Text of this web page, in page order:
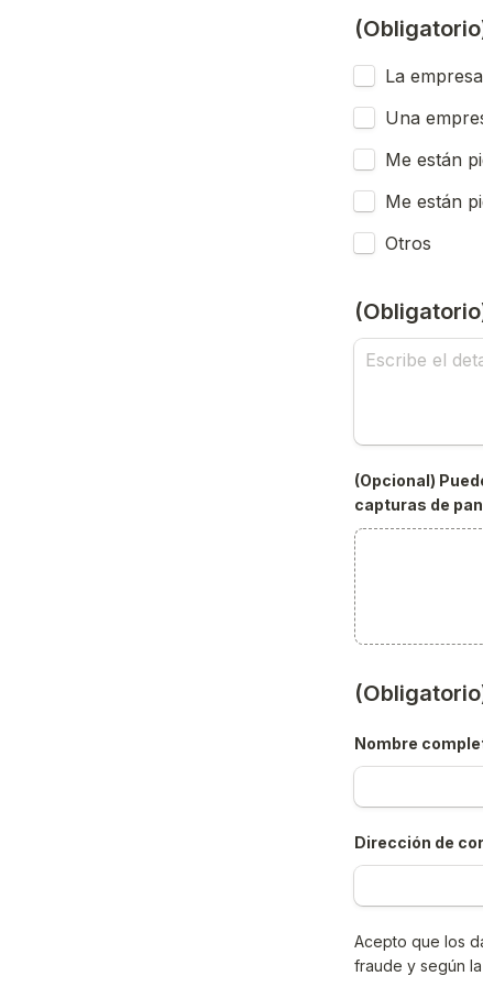
La
Una
Me están
Me están
Otros
(Opcional)
capturas de
Nombre
Dirección de
Acepto que los
fraude y según la